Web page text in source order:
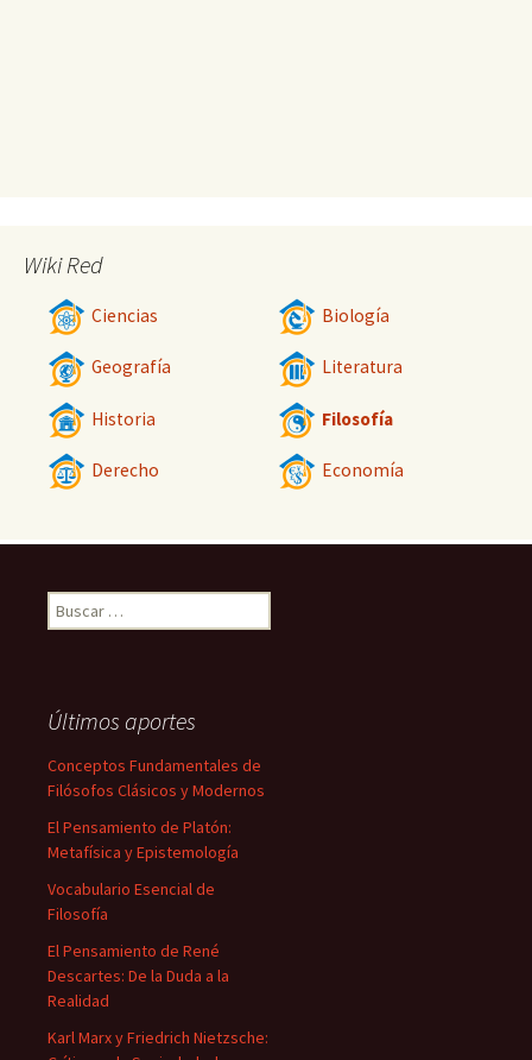
Wiki Red
Ciencias Biología
Geografía Literatura
Historia Filosofía
Derecho Economía
Buscar:
Últimos aportes
Conceptos Fundamentales de
Filósofos Clásicos y Modernos
El Pensamiento de Platón:
Metafísica y Epistemología
Vocabulario Esencial de
Filosofía
El Pensamiento de René
Descartes: De la Duda a la
Realidad
Karl Marx y Friedrich Nietzsche: